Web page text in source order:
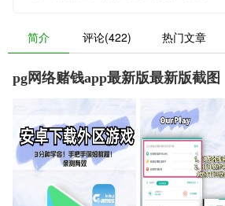
简介 评论(422) 热门文章
pg网络赌钱app最新版最新版截图